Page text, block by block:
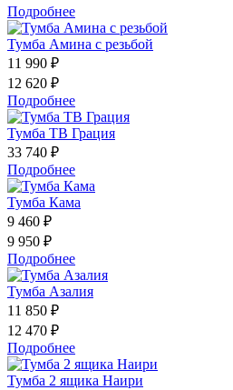
Подробнее
Тумба Амина с резьбой
11 990 ₽
12 620 ₽
Подробнее
Тумба ТВ Грация
33 740 ₽
Подробнее
Тумба Кама
9 460 ₽
9 950 ₽
Подробнее
Тумба Азалия
11 850 ₽
12 470 ₽
Подробнее
Тумба 2 ящика Наири